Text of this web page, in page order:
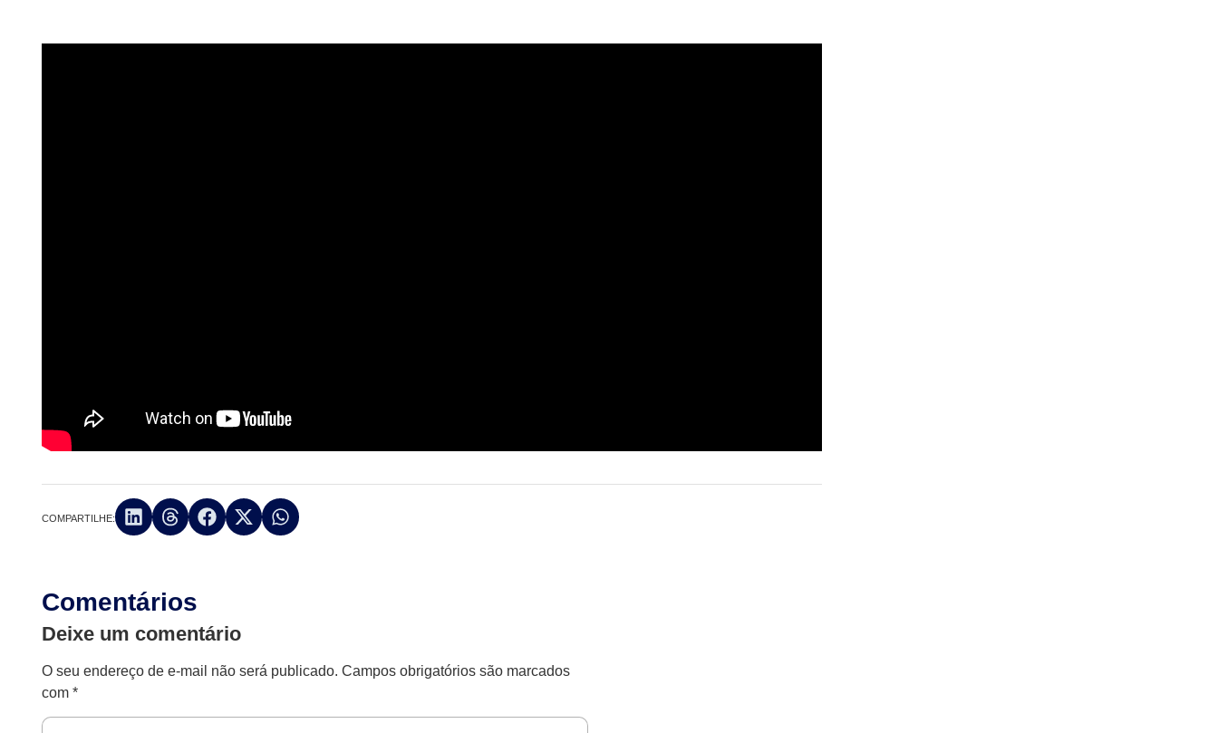
COMPARTILHE:
Comentários
Deixe um comentário
O seu endereço de e-mail não será publicado. Campos obrigatórios são marcados
com*